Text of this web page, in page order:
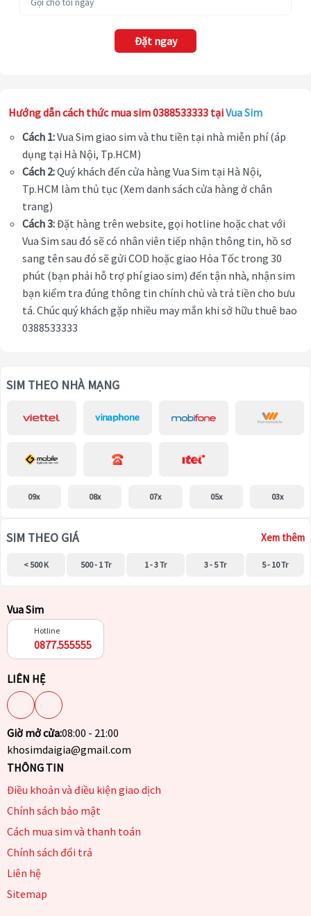
Đặt ngay
Hướng dẫn cách thức mua sim 0388533333 tạiVua Sim
Cách 1:Vua Sim giao sim và thu tiền tại nhà miễn phí (áp
dụng tại Hà Nội, Tp.HCM)
Cách 2:Quý khách đến cửa hàng Vua Sim tại Hà Nội,
Tp.HCM làm thủ tục (Xem danh sách cửa hàng ở chân
trang)
Cách 3:Đặt hàng trên website, gọi hotline hoặc chat với
Vua Sim sau đó sẽ có nhân viên tiếp nhận thông tin, hồ sơ
sang tên sau đó sẽ gửi COD hoặc giao Hỏa Tốc trong 30
phút (bạn phải hỗ trợ phí giao sim) đến tận nhà, nhận sim
bạn kiểm tra đúng thông tin chính chủ và trả tiền cho bưu
tá. Chúc quý khách gặp nhiều may mắn khi sở hữu thuê bao
0388533333
SIM THEO NHÀ MẠNG
09x 08x 07x 05x 03x
SIM THEO GIÁ Xem thêm
< 500 K 500 - 1 Tr 1 - 3 Tr 3 - 5 Tr 5 - 10 Tr
Vua Sim
Hotline
0877.555555
LIÊN HỆ
Giờ mở cửa:08:00 - 21:00
khosimdaigia@gmail.com
THÔNG TIN
Điều khoản và điều kiện giao dịch
Chính sách bảo mật
Cách mua sim và thanh toán
Chính sách đổi trả
Liên hệ
Sitemap